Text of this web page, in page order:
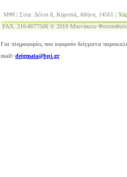
ΜΦΙ | Στεφ. Δέλτα 8, Κηφισιά, Αθήνα, 14561 |
FAX. 210-8077506 © 2010 Μπενάκειο
Για πληροφορίες που αφορούν δείγματα
mail: deigmata@bpi.gr